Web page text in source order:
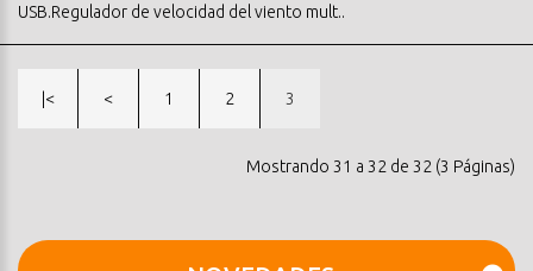
USB.Regulador de velocidad del viento mult..
|< < 1 2 3
Mostrando 31 a 32 de 32 (3 Páginas)